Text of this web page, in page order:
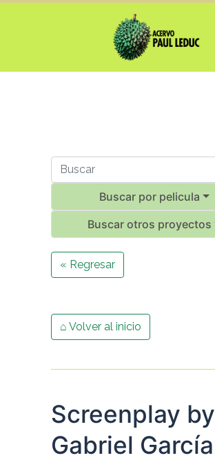
Buscar por pelicula
Buscar otros proyectos
« Regresar
⌂ Volver al inicio
Screenplay by
Gabriel García